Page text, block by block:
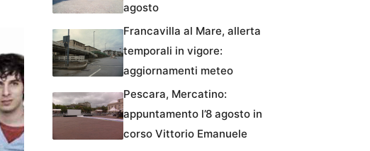
agosto
Francavilla al Mare, allerta
temporali in vigore:
aggiornamenti meteo
Pescara, Mercatino:
appuntamento l’8 agosto in
corso Vittorio Emanuele